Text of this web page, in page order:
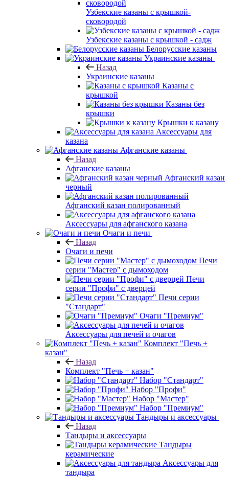
Узбекские казаны с крышкой-
сковородой
Узбекские казаны с крышкой - садж
Белорусские казаны
Украинские казаны
Назад
Украинские казаны
Казаны с
крышкой
Казаны без
крышки
Крышки к казану
Аксессуары для
казана
Афганские казаны
Назад
Афганские казаны
Афганский казан
черный
Афганский казан полированный
Аксессуары для афганского казана
Очаги и печи
Назад
Очаги и печи
Печи
серии "Мастер" с дымоходом
Печи
серии "Профи" с дверцей
Печи серии
"Стандарт"
Очаги "Премиум"
Аксессуары для печей и очагов
Комплект "Печь +
казан"
Назад
Комплект "Печь + казан"
Набор "Стандарт"
Набор "Профи"
Набор "Мастер"
Набор "Премиум"
Тандыры и аксессуары
Назад
Тандыры и аксессуары
Тандыры
керамические
Аксессуары для
тандыра